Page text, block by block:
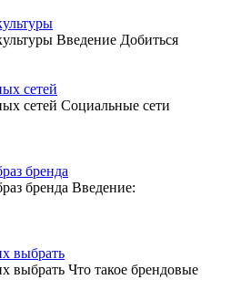
Введение Добиться
сетей
сетей Социальные сети
бренда
бренда Введение:
выбрать
выбрать Что такое брендовые